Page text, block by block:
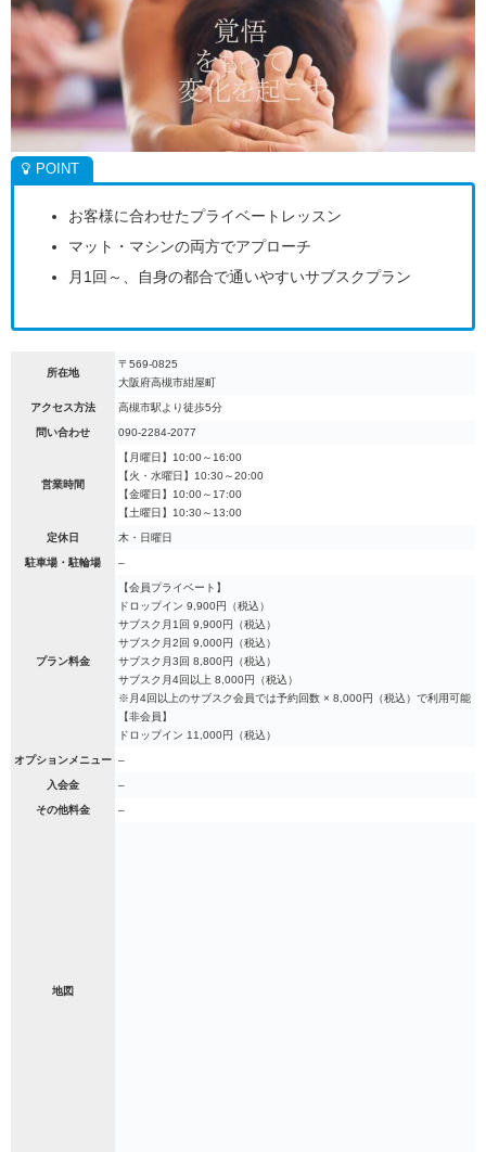
お客様に合わせたプライベートレッスン
マット・マシンの両方でアプローチ
月1回～、自身の都合で通いやすいサブスクプラン
所在地
〒569-0825
大阪府高槻市紺屋町
アクセス方法 高槻市駅より徒歩5分
問い合わせ 090-2284-2077
営業時間
【月曜日】10:00～16:00
【火・水曜日】10:30～20:00
【金曜日】10:00～17:00
【土曜日】10:30～13:00
定休日 木・日曜日
駐車場・駐輪場 –
プラン料金
【会員プライベート】
ドロップイン 9,900円（税込）
サブスク月1回 9,900円（税込）
サブスク月2回 9,000円（税込）
サブスク月3回 8,800円（税込）
サブスク月4回以上 8,000円（税込）
※月4回以上のサブスク会員では予約回数 × 8,000円（税込）で利用可能
【非会員】
ドロップイン 11,000円（税込）
オプションメニュー –
入会金 –
その他料金 –
地図